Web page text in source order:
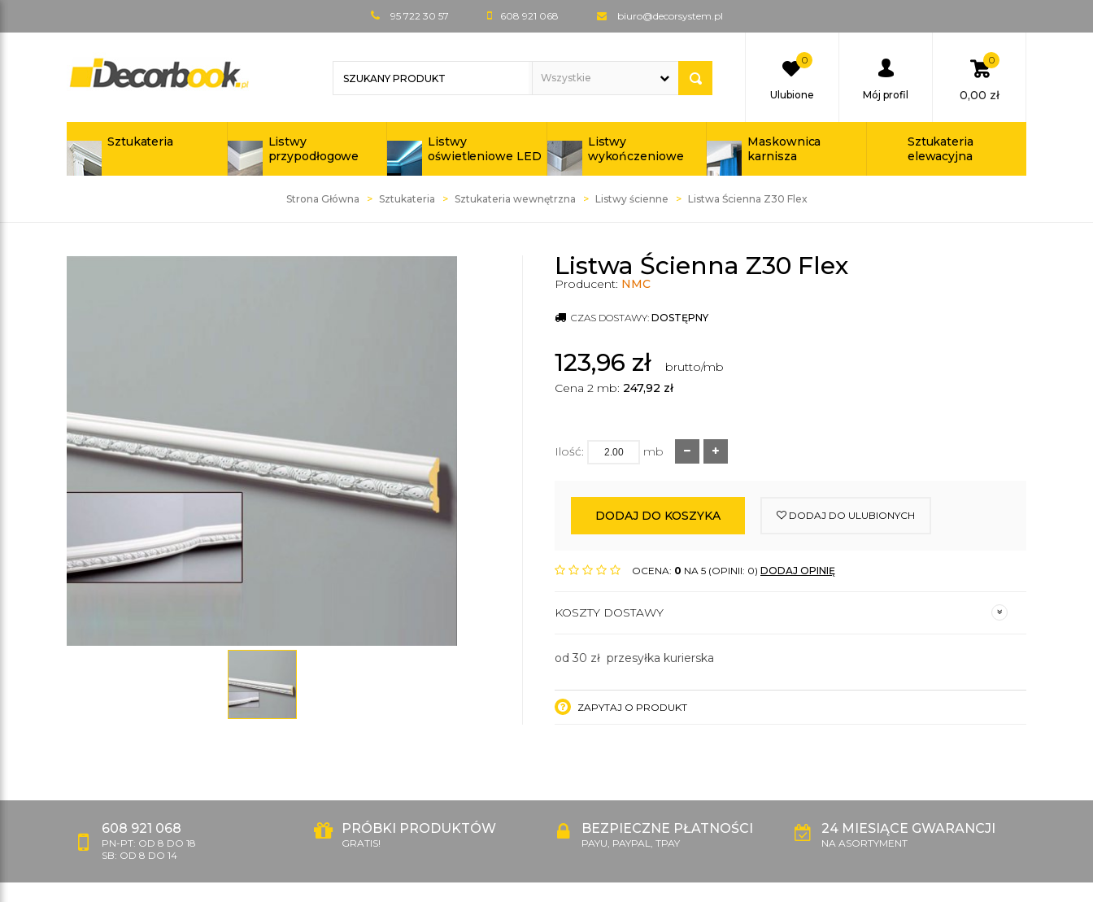
95 722 30 57 608 921 068 biuro@decorsystem.pl
0
Ulubione Mój profil
0
0,00 zł
Sztukateria
Listwy
przypodłogowe
Listwy
oświetleniowe LED
Listwy
wykończeniowe
Maskownica
karnisza
Sztukateria
elewacyjna
Strona Główna Sztukateria Sztukateria wewnętrzna Listwy ścienne Listwa Ścienna Z30 Flex
Listwa Ścienna Z30 Flex
Producent: NMC
CZAS DOSTAWY: DOSTĘPNY
123,96 zł
brutto/mb
Cena 2 mb: 247,92 zł
Ilość: mb
DODAJ DO KOSZYKA DODAJ DO ULUBIONYCH
OCENA: 0 NA 5 (OPINII: 0) DODAJ OPINIĘ
KOSZTY DOSTAWY
od 30 zł przesyłka kurierska
ZAPYTAJ O PRODUKT
608 921 068
PN-PT: OD 8 DO 18
SB: OD 8 DO 14
PRÓBKI PRODUKTÓW
GRATIS!
BEZPIECZNE PŁATNOŚCI
PAYU, PAYPAL, TPAY
24 MIESIĄCE GWARANCJI
NA ASORTYMENT